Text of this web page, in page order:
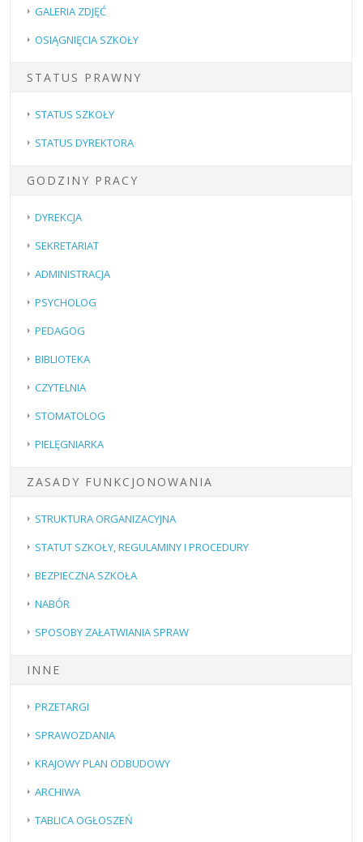
GALERIA ZDJĘĆ
OSIĄGNIĘCIA SZKOŁY
STATUS PRAWNY
STATUS SZKOŁY
STATUS DYREKTORA
GODZINY PRACY
DYREKCJA
SEKRETARIAT
ADMINISTRACJA
PSYCHOLOG
PEDAGOG
BIBLIOTEKA
CZYTELNIA
STOMATOLOG
PIELĘGNIARKA
ZASADY FUNKCJONOWANIA
STRUKTURA ORGANIZACYJNA
STATUT SZKOŁY, REGULAMINY I PROCEDURY
BEZPIECZNA SZKOŁA
NABÓR
SPOSOBY ZAŁATWIANIA SPRAW
INNE
PRZETARGI
SPRAWOZDANIA
KRAJOWY PLAN ODBUDOWY
ARCHIWA
TABLICA OGŁOSZEŃ